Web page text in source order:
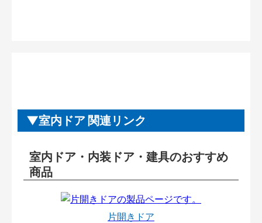
室内ドア 関連リンク
室内ドア・内装ドア・建具のおすすめ
商品
片開きドア